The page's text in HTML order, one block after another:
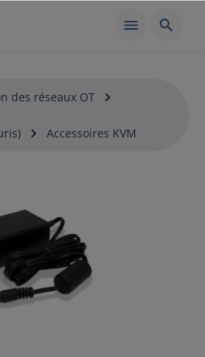
des réseaux OT
Accessoires KVM